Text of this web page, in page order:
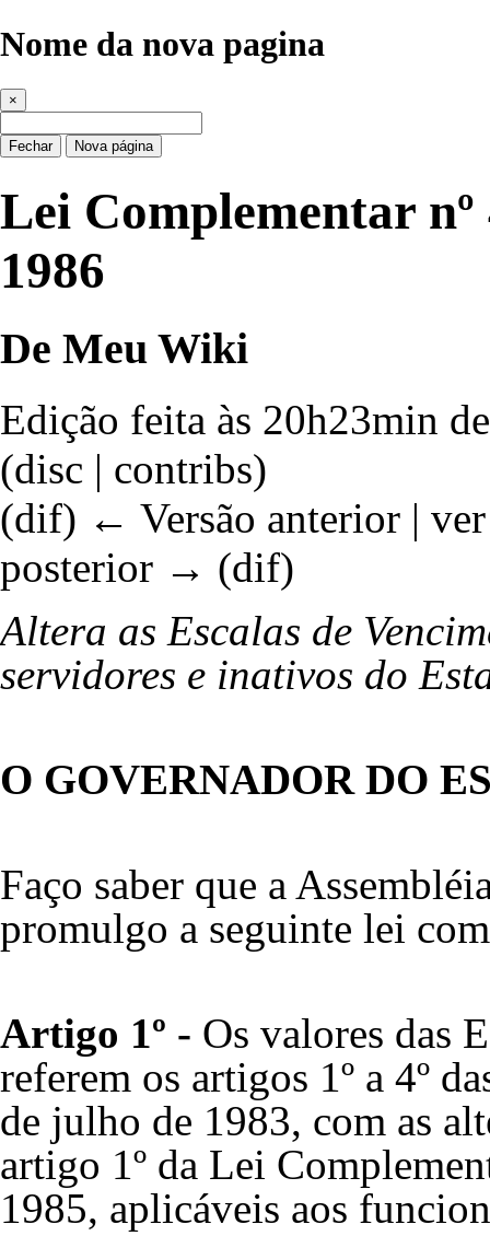
Nome da nova pagina
×
Fechar Nova página
Lei Complementar
1986
De Meu Wiki
Edição feita às 20h23min
(disc | contribs)
(dif) ← Versão anterior |
posterior → (dif)
Altera as Escalas de
servidores e inativos do
O GOVERNADOR DO
Faço saber que a
promulgo a seguinte lei
Artigo 1º - Os valores das
referem os artigos 1º a 4º
de julho de 1983, com as
artigo 1º da Lei
1985, aplicáveis aos